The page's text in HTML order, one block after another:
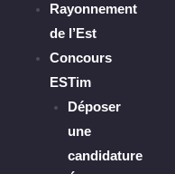
Rayonnement
de l’Est
Concours
ESTim
Déposer
une
candidature